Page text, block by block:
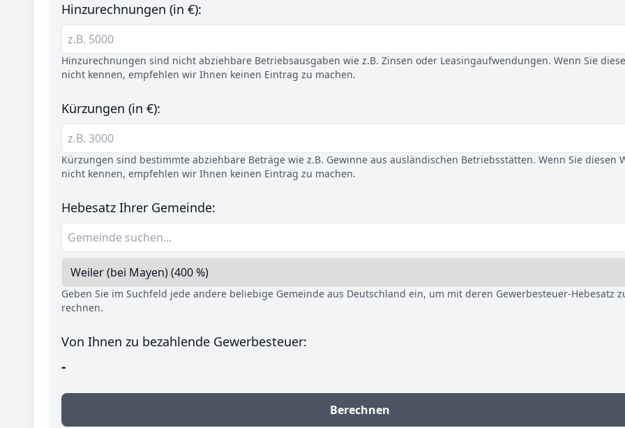
Hinzurechnungen (in €):
Hinzurechnungen sind nicht abziehbare Betriebsausgaben wie z.B. Zinsen oder Leasingaufwendungen. Wenn Sie
nicht kennen, empfehlen wir Ihnen keinen Eintrag zu machen.
Kürzungen (in €):
Kürzungen sind bestimmte abziehbare Beträge wie z.B. Gewinne aus ausländischen Betriebsstätten. Wenn Sie diesen
nicht kennen, empfehlen wir Ihnen keinen Eintrag zu machen.
Hebesatz Ihrer Gemeinde:
Geben Sie im Suchfeld jede andere beliebige Gemeinde aus Deutschland ein, um mit deren Gewerbesteuer-Hebesatz
rechnen.
Von Ihnen zu bezahlende Gewerbesteuer:
-
Berechnen